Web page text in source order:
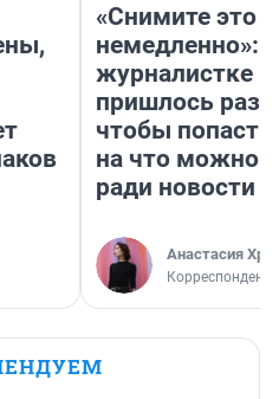
«Снимите это
немедленно»:
журналистке
пришлось
чтобы попасть
на что можно
ради новости
Анастасия
Корреспондент